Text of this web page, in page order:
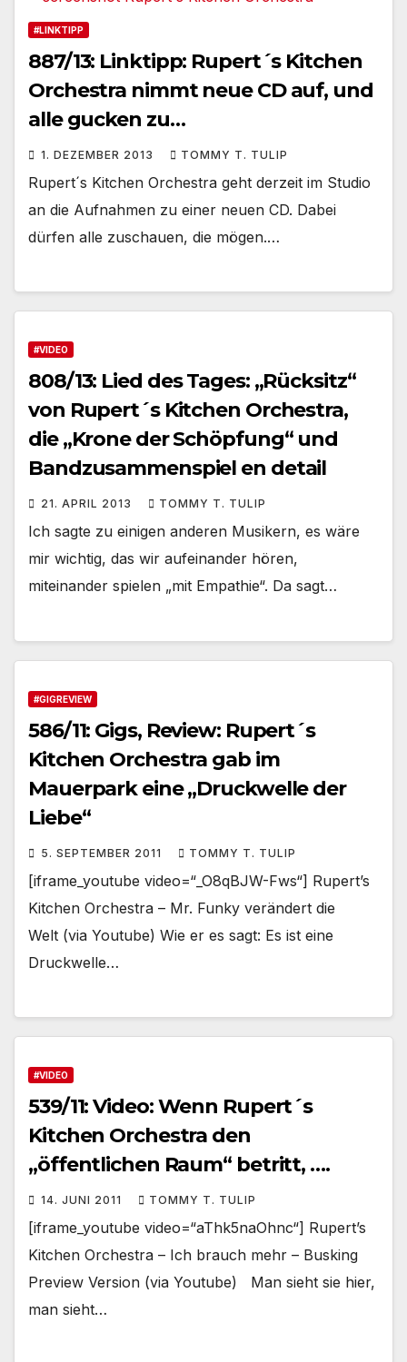
#LINKTIPP
887/13: Linktipp: Rupert´s Kitchen
Orchestra nimmt neue CD auf, und
alle gucken zu…
1. DEZEMBER 2013 TOMMY T. TULIP
Rupert´s Kitchen Orchestra geht derzeit im Studio
an die Aufnahmen zu einer neuen CD. Dabei
dürfen alle zuschauen, die mögen.…
#VIDEO
808/13: Lied des Tages: „Rücksitz“
von Rupert´s Kitchen Orchestra,
die „Krone der Schöpfung“ und
Bandzusammenspiel en detail
21. APRIL 2013 TOMMY T. TULIP
Ich sagte zu einigen anderen Musikern, es wäre
mir wichtig, das wir aufeinander hören,
miteinander spielen „mit Empathie“. Da sagt…
#GIGREVIEW
586/11: Gigs, Review: Rupert´s
Kitchen Orchestra gab im
Mauerpark eine „Druckwelle der
Liebe“
5. SEPTEMBER 2011 TOMMY T. TULIP
[iframe_youtube video=“_O8qBJW-Fws“] Rupert’s
Kitchen Orchestra – Mr. Funky verändert die
Welt (via Youtube) Wie er es sagt: Es ist eine
Druckwelle…
#VIDEO
539/11: Video: Wenn Rupert´s
Kitchen Orchestra den
„öffentlichen Raum“ betritt, ….
14. JUNI 2011 TOMMY T. TULIP
[iframe_youtube video=“aThk5naOhnc“] Rupert’s
Kitchen Orchestra – Ich brauch mehr – Busking
Preview Version (via Youtube) Man sieht sie hier,
man sieht…